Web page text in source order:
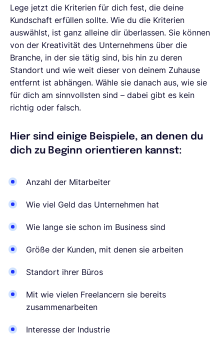
Lege jetzt die Kriterien für dich fest, die deine
Kundschaft erfüllen sollte. Wie du die Kriterien
auswählst, ist ganz alleine dir überlassen. Sie können
von der Kreativität des Unternehmens über die
Branche, in der sie tätig sind, bis hin zu deren
Standort und wie weit dieser von deinem Zuhause
entfernt ist abhängen. Wähle sie danach aus, wie sie
für dich am sinnvollsten sind – dabei gibt es kein
richtig oder falsch.
Hier sind einige Beispiele, an denen du
dich zu Beginn orientieren kannst:
Anzahl der Mitarbeiter
Wie viel Geld das Unternehmen hat
Wie lange sie schon im Business sind
Größe der Kunden, mit denen sie arbeiten
Standort ihrer Büros
Mit wie vielen Freelancern sie bereits
zusammenarbeiten
Interesse der Industrie